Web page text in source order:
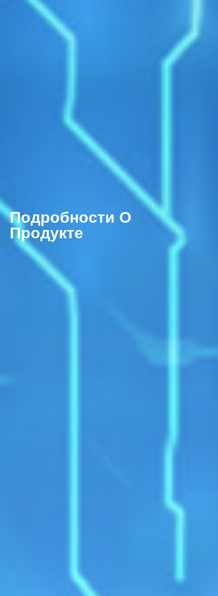
Подробности О
Продукте